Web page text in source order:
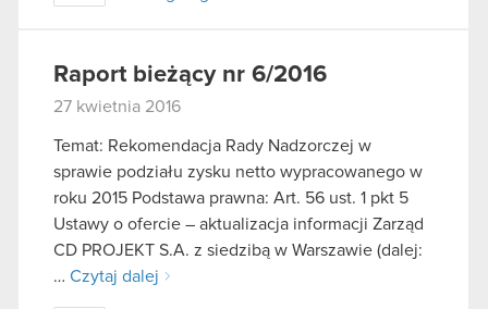
Raport bieżący nr 6/2016
27 kwietnia 2016
Temat: Rekomendacja Rady Nadzorczej w
sprawie podziału zysku netto wypracowanego w
roku 2015 Podstawa prawna: Art. 56 ust. 1 pkt 5
Ustawy o ofercie – aktualizacja informacji Zarząd
CD PROJEKT S.A. z siedzibą w Warszawie (dalej:
… Czytaj dalej